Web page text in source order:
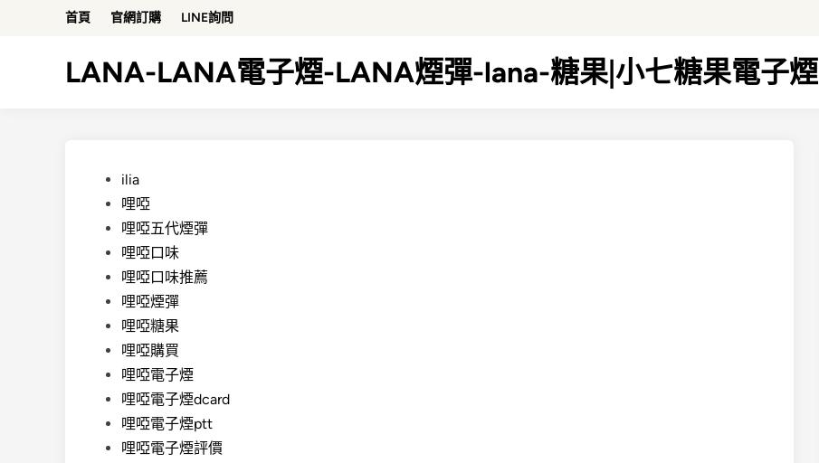
首頁 官網訂購 LINE詢問
LANA-LANA電子煙-LANA煙彈-lana-糖果|小七糖果電子煙
Posted
ilia
哩啞
哩啞五代煙彈
哩啞口味
哩啞口味推薦
哩啞煙彈
哩啞糖果
哩啞購買
哩啞電子煙
哩啞電子煙dcard
哩啞電子煙ptt
哩啞電子煙評價